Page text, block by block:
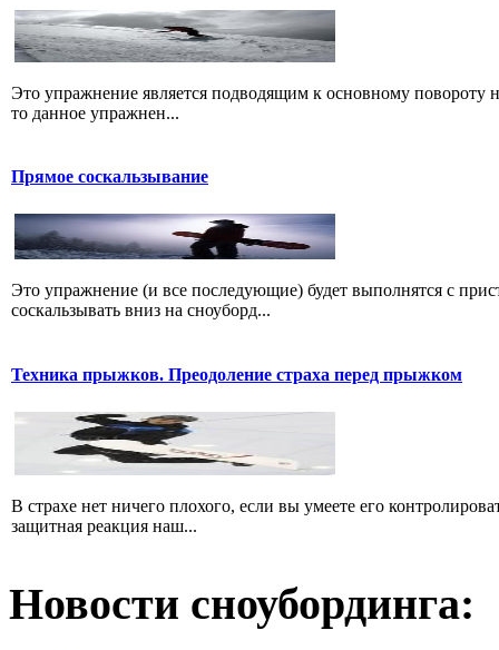
Это упражнение является подводящим к основному повороту
то данное упражнен...
Прямое соскальзывание
Это упражнение (и все последующие) будет выполнятся с
соскальзывать вниз на сноуборд...
Техника прыжков. Преодоление страха перед прыжком
В страхе нет ничего плохого, если вы умеете его
защитная реакция наш...
Новости сноубординга: